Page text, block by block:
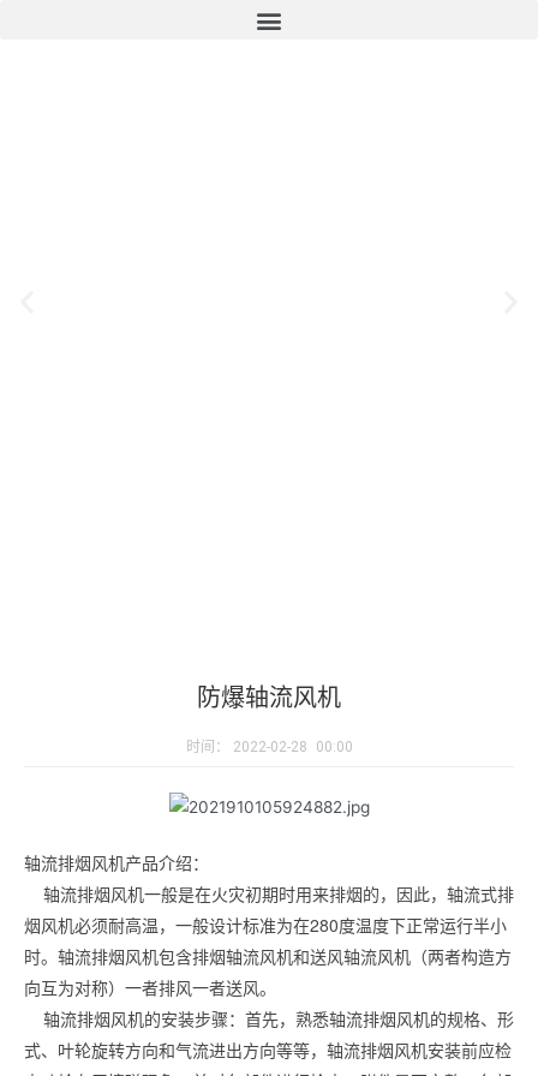
防爆轴流风机
时间： 2022-02-28 00:00
轴流排烟风机产品介绍：
轴流排烟风机一般是在火灾初期时用来排烟的，因此，轴流式排
烟风机必须耐高温，一般设计标准为在280度温度下正常运行半小
时。轴流排烟风机包含排烟轴流风机和送风轴流风机（两者构造方
向互为对称）一者排风一者送风。
轴流排烟风机的安装步骤：首先，熟悉轴流排烟风机的规格、形
式、叶轮旋转方向和气流进出方向等等，轴流排烟风机安装前应检